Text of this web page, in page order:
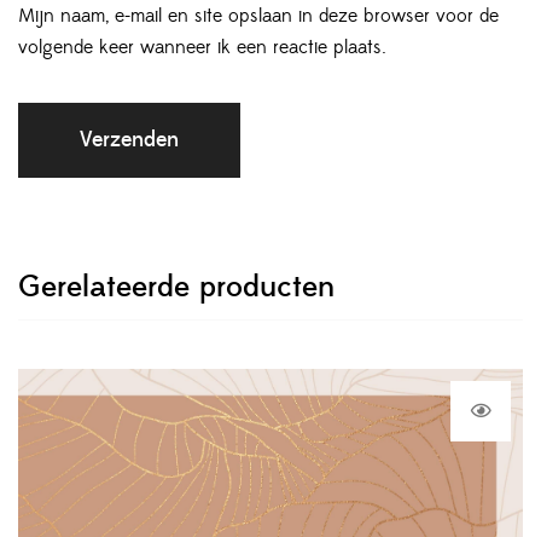
Mijn naam, e-mail en site opslaan in deze browser voor de
volgende keer wanneer ik een reactie plaats.
Gerelateerde producten